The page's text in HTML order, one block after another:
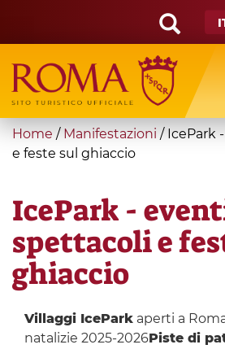
main
content
Search
form
Cerca
You
are
Home / Manifestazioni / IcePark
e feste sul ghiaccio
IcePark -
spettacoli e
ghiaccio
Villaggi IceParkaperti a
natalizie 2025-2026Piste di